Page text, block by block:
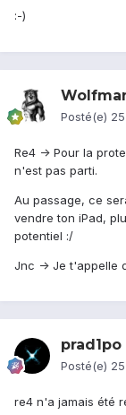
:-)
Posté(e)
Re4 -> Pour la
n'est pas parti.
Au passage, ce
vendre ton iPad,
potentiel :/
Jnc -> Je t'appelle
prad1po
Posté(e)
re4 n'a jamais été